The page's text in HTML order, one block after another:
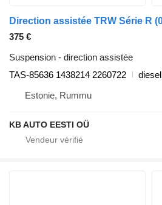
375 €
Suspension - direction assistée
TAS-85636 1438214 2260722
diesel
Estonie, Rummu
KB AUTO EESTI OÜ